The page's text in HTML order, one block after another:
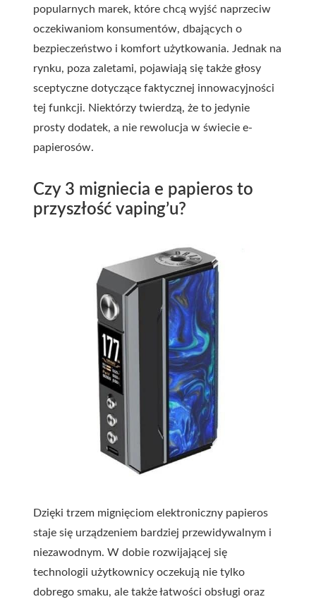
popularnych marek, które chcą wyjść naprzeciw
oczekiwaniom konsumentów, dbających o
bezpieczeństwo i komfort użytkowania. Jednak na
rynku, poza zaletami, pojawiają się także głosy
sceptyczne dotyczące faktycznej innowacyjności
tej funkcji. Niektórzy twierdzą, że to jedynie
prosty dodatek, a nie rewolucja w świecie e-
papierosów.
Czy 3 migniecia e papieros to
przyszłość vaping’u?
Dzięki trzem mignięciom elektroniczny papieros
staje się urządzeniem bardziej przewidywalnym i
niezawodnym. W dobie rozwijającej się
technologii użytkownicy oczekują nie tylko
dobrego smaku, ale także łatwości obsługi oraz